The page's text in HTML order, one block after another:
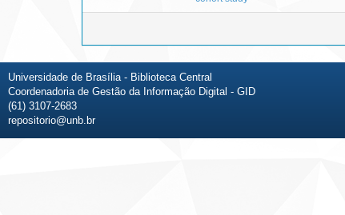
Universidade de Brasília - Biblioteca Central
Coordenadoria de Gestão da Informação Digital - GID
(61) 3107-2683
repositorio@unb.br